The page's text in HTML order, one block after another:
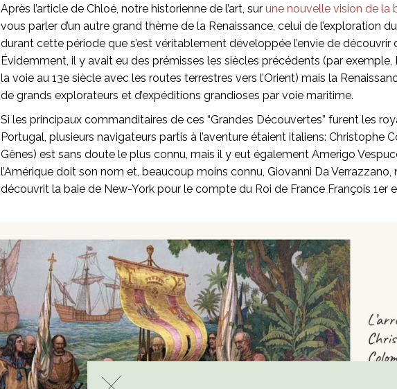
Après l’article de Chloé, notre historienne de l’art, sur une nouvelle vision de la
vous parler d’un autre grand thème de la Renaissance, celui de l’exploration
durant cette période que s’est véritablement développée l’envie de découvrir
Évidemment, il y avait eu des prémisses les siècles précédents (par
la voie au 13e siècle avec les routes terrestres vers l’Orient) mais la
de grands explorateurs et d’expéditions grandioses par voie maritime.
Si les principaux commanditaires de ces “Grandes Découvertes” furent les
Portugal, plusieurs navigateurs partis à l’aventure étaient italiens: Christophe
Gênes) est sans doute le plus connu, mais il y eut également Amerigo
l’Amérique doit son nom et, beaucoup moins connu, Giovanni Da Verrazzano,
découvrit la baie de New-York pour le compte du Roi de France François 1er